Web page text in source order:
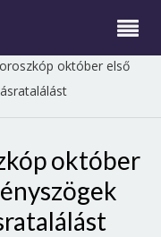
október első
október